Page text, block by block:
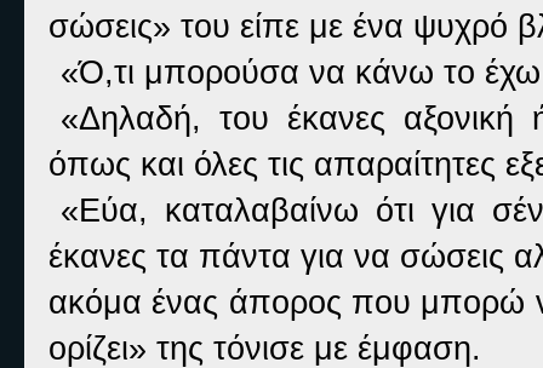
σώσεις» του είπε με ένα ψυχρό
«Ό,τι μπορούσα να κάνω το έχω
«Δηλαδή, του έκανες
όπως και όλες τις απαραίτητες
«Εύα, καταλαβαίνω ότι για
έκανες τα πάντα για να σώσεις
ακόμα ένας άπορος που μπορώ
ορίζει» της τόνισε με έμφαση.